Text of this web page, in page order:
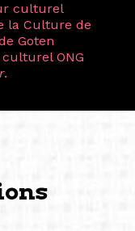
culturel
la Culture de
Goten
ONG
.